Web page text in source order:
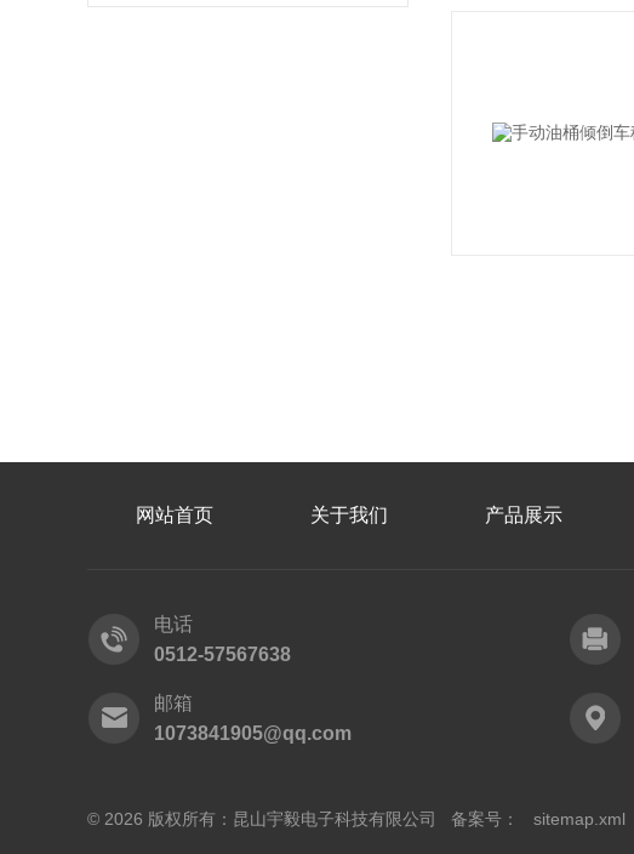
网站首页 关于我们 产品展示
电话
0512-57567638
邮箱
1073841905@qq.com
© 2026 版权所有：昆山宇毅电子科技有限公司 备案号： sitemap.xml